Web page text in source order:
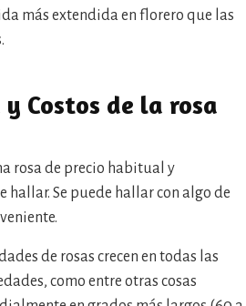
más extendida en florero que las
Costos de la rosa
rosa de precio habitual y
Se puede hallar con algo de
de rosas crecen en todas las
como entre otras cosas